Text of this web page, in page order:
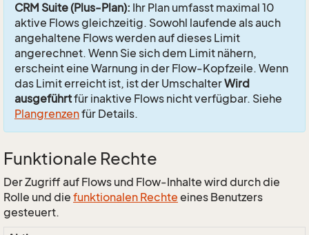
CRM Suite (Plus-Plan): Ihr Plan umfasst maximal 10
aktive Flows gleichzeitig. Sowohl laufende als auch
angehaltene Flows werden auf dieses Limit
angerechnet. Wenn Sie sich dem Limit nähern,
erscheint eine Warnung in der Flow-Kopfzeile. Wenn
das Limit erreicht ist, ist der UmschalterWird
ausgeführtfür inaktive Flows nicht verfügbar. Siehe
Plangrenzenfür Details.
Funktionale Rechte
Der Zugriff auf Flows und Flow-Inhalte wird durch die
Rolle und die funktionalen Rechte eines Benutzers
gesteuert.